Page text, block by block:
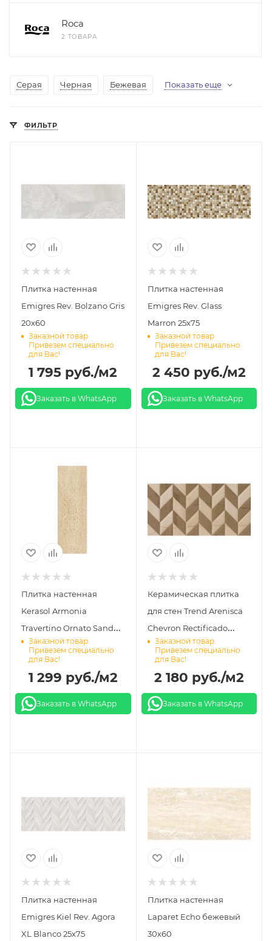
Roca
2 ТОВАРА
Серая Черная Бежевая Показать еще
ФИЛЬТР
Плитка настенная
Emigres Rev. Bolzano Gris
20х60
Заказной товар.
Привезем специально
для Вас!
1 795 руб./м2
Заказать в WhatsApp
Плитка настенная
Emigres Rev. Glass
Marron 25х75
Заказной товар.
Привезем специально
для Вас!
2 450 руб./м2
Заказать в WhatsApp
Плитка настенная
Kerasol Armonia
Travertino Ornato Sand
Rectificado 25x75
Заказной товар.
Привезем специально
для Вас!
1 299 руб./м2
Заказать в WhatsApp
Керамическая плитка
для стен Trend Arenisca
Chevron Rectificado
30x60
Заказной товар.
Привезем специально
для Вас!
2 180 руб./м2
Заказать в WhatsApp
Плитка настенная
Emigres Kiel Rev. Agora
XL Blanco 25х75
Плитка настенная
Laparet Echo бежевый
30х60